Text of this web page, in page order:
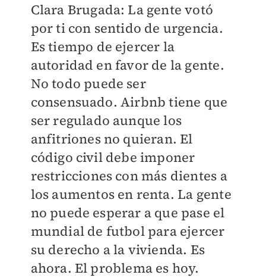
Clara Brugada: La gente votó
por ti con sentido de urgencia.
Es tiempo de ejercer la
autoridad en favor de la gente.
No todo puede ser
consensuado. Airbnb tiene que
ser regulado aunque los
anfitriones no quieran. El
código civil debe imponer
restricciones con más dientes a
los aumentos en renta. La gente
no puede esperar a que pase el
mundial de futbol para ejercer
su derecho a la vivienda. Es
ahora. El problema es hoy.